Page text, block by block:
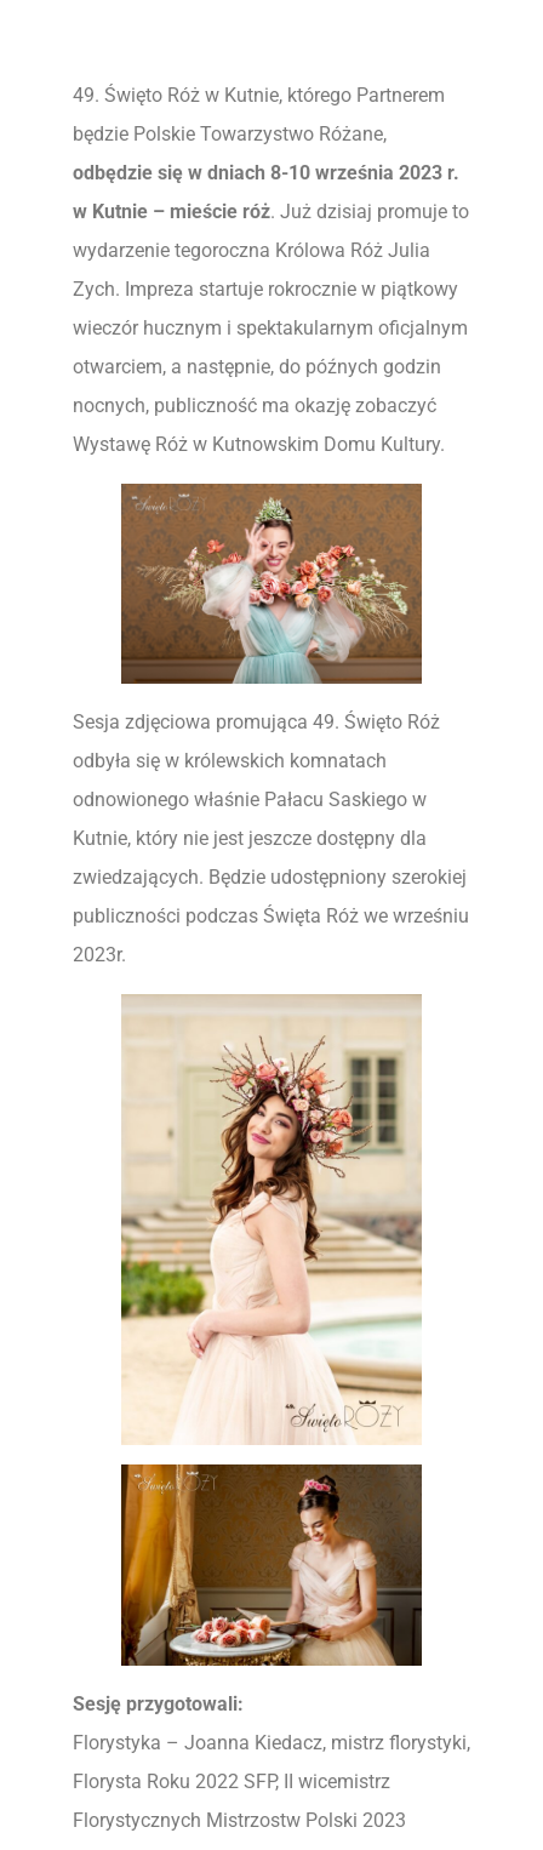
49. Święto Róż w Kutnie, którego Partnerem
będzie Polskie Towarzystwo Różane,
odbędzie się w dniach 8-10 września 2023 r.
w Kutnie – mieście róż. Już dzisiaj promuje to
wydarzenie tegoroczna Królowa Róż Julia
Zych. Impreza startuje rokrocznie w piątkowy
wieczór hucznym i spektakularnym oficjalnym
otwarciem, a następnie, do późnych godzin
nocnych, publiczność ma okazję zobaczyć
Wystawę Róż w Kutnowskim Domu Kultury.
Sesja zdjęciowa promująca 49. Święto Róż
odbyła się w królewskich komnatach
odnowionego właśnie Pałacu Saskiego w
Kutnie, który nie jest jeszcze dostępny dla
zwiedzających. Będzie udostępniony szerokiej
publiczności podczas Święta Róż we wrześniu
2023r.
Sesję przygotowali:
Florystyka – Joanna Kiedacz, mistrz florystyki,
Florysta Roku 2022 SFP, II wicemistrz
Florystycznych Mistrzostw Polski 2023